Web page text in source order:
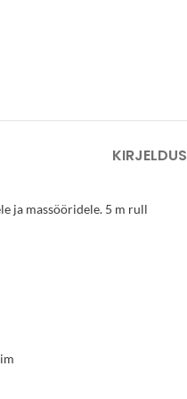
KIRJELDUS
ja massööridele. 5 m rull